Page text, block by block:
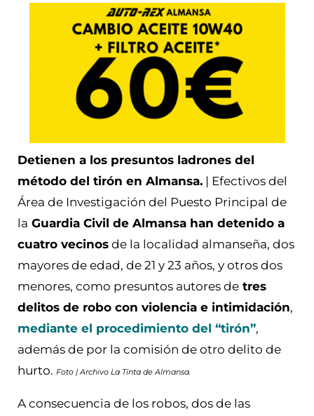
Detienen a los presuntos ladrones del
método del tirón en Almansa. | Efectivos del
Área de Investigación del Puesto Principal de
la Guardia Civil de Almansa han detenido a
cuatro vecinos de la localidad almanseña, dos
mayores de edad, de 21 y 23 años, y otros dos
menores, como presuntos autores de tres
delitos de robo con violencia e intimidación,
mediante el procedimiento del “tirón”,
además de por la comisión de otro delito de
hurto. Foto | Archivo La Tinta de Almansa.
A consecuencia de los robos, dos de las